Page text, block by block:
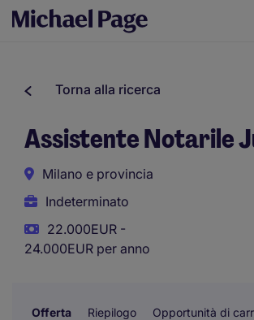
Torna alla ricerca
Assistente Notarile
Milano e provincia
Indeterminato
22.000EUR -
24.000EUR per anno
Offerta Riepilogo Opportunità di